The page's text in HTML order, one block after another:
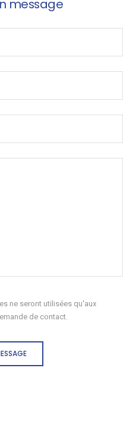
message
ne seront utilisées qu'aux
de contact.